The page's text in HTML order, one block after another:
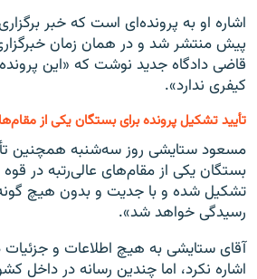
اشاره او به پرونده‌ای است که خبر
پیش منتشر شد و در همان زمان
قاضی دادگاه جدید نوشت که «این
کیفری ندارد».
تأیید تشکیل پرونده برای بستگان یکی از
مسعود ستایشی روز سه‌شنبه همچنین
بستگان یکی از مقام‌های عالی‌رتبه در
تشکیل شده و با جدیت و بدون هیچ
رسیدگی خواهد شد».
آقای ستایشی به هیچ اطلاعات و جزئیات
اشاره نکرد، اما چندین رسانه در داخل